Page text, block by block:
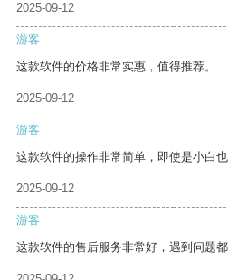
2025-09-12
游客
这款软件的价格非常实惠，值得推荐。
2025-09-12
游客
这款软件的操作非常简单，即使是小白也
2025-09-12
游客
这款软件的售后服务非常好，遇到问题都